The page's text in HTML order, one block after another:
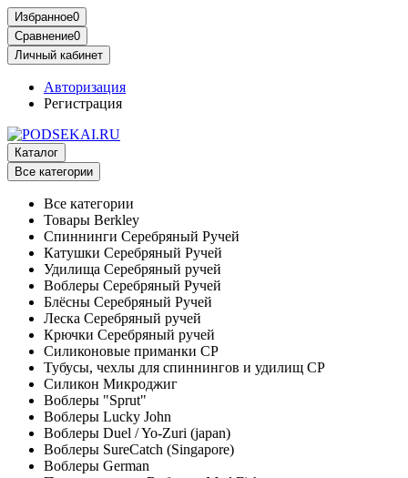
Избранное0
Сравнение0
Личный кабинет
Авторизация
Регистрация
Каталог
Все категории
Все категории
Товары Berkley
Спиннинги Серебряный Ручей
Катушки Серебряный Ручей
Удилища Серебряный ручей
Воблеры Серебряный Ручей
Блёсны Серебряный Ручей
Леска Серебряный ручей
Крючки Серебряный ручей
Силиконовые приманки СР
Тубусы, чехлы для спиннингов и удилищ СР
Силикон Микроджиг
Воблеры "Sprut"
Воблеры Lucky John
Воблеры Duel / Yo-Zuri (japan)
Воблеры SureCatch (Singapore)
Воблеры German